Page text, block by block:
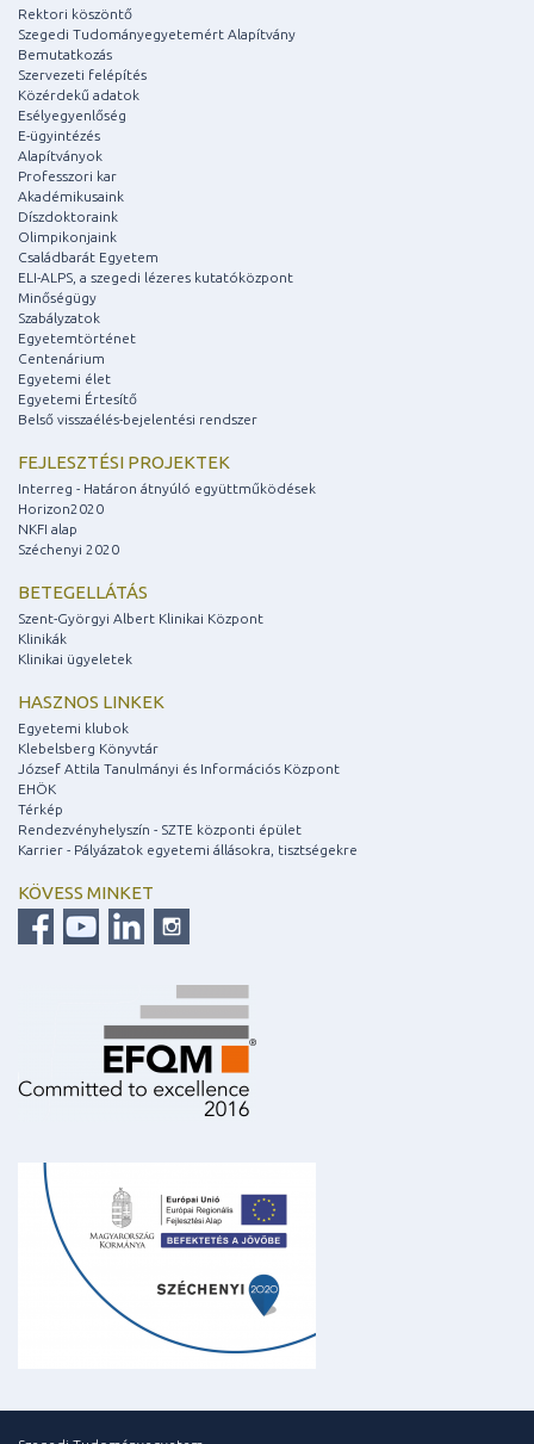
Rektori köszöntő
Szegedi Tudományegyetemért Alapítvány
Bemutatkozás
Szervezeti felépítés
Közérdekű adatok
Esélyegyenlőség
E-ügyintézés
Alapítványok
Professzori kar
Akadémikusaink
Díszdoktoraink
Olimpikonjaink
Családbarát Egyetem
ELI-ALPS, a szegedi lézeres kutatóközpont
Minőségügy
Szabályzatok
Egyetemtörténet
Centenárium
Egyetemi élet
Egyetemi Értesítő
Belső visszaélés-bejelentési rendszer
FEJLESZTÉSI PROJEKTEK
Interreg - Határon átnyúló együttműködések
Horizon2020
NKFI alap
Széchenyi 2020
BETEGELLÁTÁS
Szent-Györgyi Albert Klinikai Központ
Klinikák
Klinikai ügyeletek
HASZNOS LINKEK
Egyetemi klubok
Klebelsberg Könyvtár
József Attila Tanulmányi és Információs Központ
EHÖK
Térkép
Rendezvényhelyszín - SZTE központi épület
Karrier - Pályázatok egyetemi állásokra, tisztségekre
KÖVESS MINKET